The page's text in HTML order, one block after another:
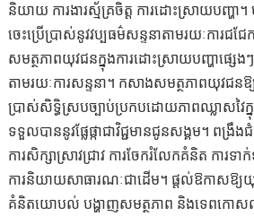
និយាយ ការងារស្ម័គ្រចិត្ត ការដោះស្រាយបញ្ហ
ចេះប្រើប្រាស់នូវវប្បធម៌សន្ទនាតាមរយៈការជ
សមត្ថភាពយុវជនក្នុងការដោះស្រាយបញ្ហាផ្សេ
តាមរយៈការសន្ទនា។ កសាងសមត្ថភាពយុវជនឱ្យ
ប្រាស់សិទ្ធិស្របច្បាប់ប្រកបដោយភាពឈ្លាសវៃក្
ទទួលបាននូវផ្លែផ្កាជាវិជ្ជមានជូនសង្គម។ ពង្រឹង
ការសិក្សាស្រាវជ្រាវ ការចែករំលែកគំនិត ការទ
ការនិយាយសាធារណៈជាដើម។ ផ្ដល់ឱកាសឱ្យ
គំនិតយោបល់ បង្ហាញសមត្ថភាព និងទេពកោសល្